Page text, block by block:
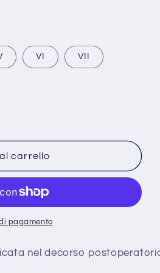
VI VII
carrello
pagamento
nel decorso